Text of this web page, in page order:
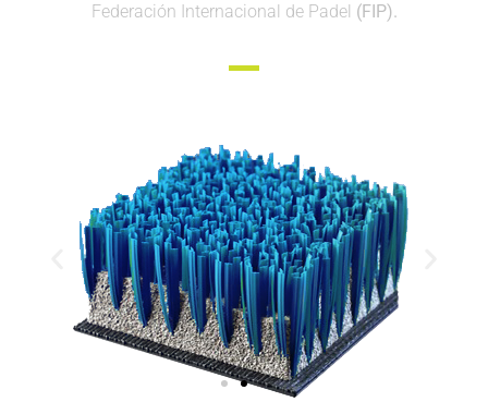
Federación Internacional de Padel (FIP).